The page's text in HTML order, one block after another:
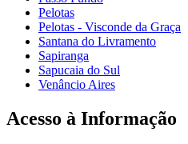
Pelotas
Pelotas - Visconde da Graça
Santana do Livramento
Sapiranga
Sapucaia do Sul
Venâncio Aires
Acesso à Informação